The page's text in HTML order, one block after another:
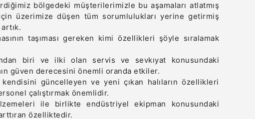
bölgedeki müşterilerimizle bu aşamaları atlatmış
üzerimize düşen tüm sorumlulukları yerine getirmiş
taşıması gereken kimi özellikleri şöyle sıralamak
biri ve ilki olan servis ve sevkıyat konusundaki
güven derecesini önemli oranda etkiler.
güncelleyen ve yeni çıkan halıların özellikleri
çalıştırmak önemlidir.
ile birlikte endüstriyel ekipman konusundaki
özelliktedir.